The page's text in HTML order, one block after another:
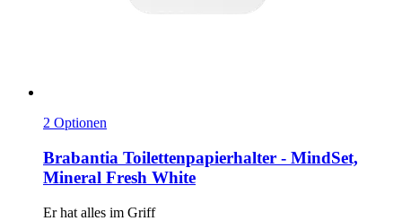
2 Optionen
Brabantia Toilettenpapierhalter -​ MindSet,
Mineral Fresh White
Er hat alles im Griff